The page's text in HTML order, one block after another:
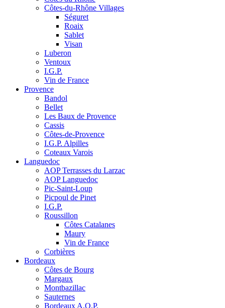
Côtes-du-Rhône Villages
Séguret
Roaix
Sablet
Visan
Luberon
Ventoux
I.G.P.
Vin de France
Provence
Bandol
Bellet
Les Baux de Provence
Cassis
Côtes-de-Provence
I.G.P. Alpilles
Coteaux Varois
Languedoc
AOP Terrasses du Larzac
AOP Languedoc
Pic-Saint-Loup
Picpoul de Pinet
I.G.P.
Roussillon
Côtes Catalanes
Maury
Vin de France
Corbières
Bordeaux
Côtes de Bourg
Margaux
Montbazillac
Sauternes
Bordeaux A.O.P.